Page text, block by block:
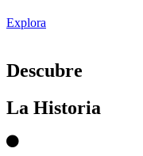
Explora
Descubre
La Historia